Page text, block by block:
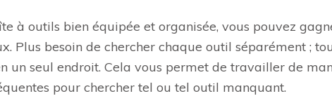
à outils bien équipée et organisée, vous pouvez
Plus besoin de chercher chaque outil séparément ;
un seul endroit. Cela vous permet de travailler de
pour chercher tel ou tel outil manquant.